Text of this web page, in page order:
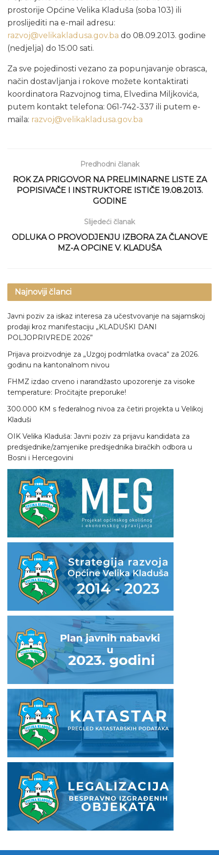
prostorije Općine Velika Kladuša (soba 103) ili
proslijediti na e-mail adresu:
razvoj@velikakladusa.gov.ba do 08.09.2013. godine
(nedjelja) do 15:00 sati.
Za sve pojedinosti vezano za popunjavanje obrasca,
način dostavljanja i rokove možete kontaktirati
koordinatora Razvojnog tima, Elvedina Miljkovića,
putem kontakt telefona: 061-742-337 ili putem e-
maila: razvoj@velikakladusa.gov.ba
Predhodni članak
ROK ZA PRIGOVOR NA PRELIMINARNE LISTE ZA
POPISIVAČE I INSTRUKTORE ISTIČE 19.08.2013.
GODINE
Slijedeći članak
ODLUKA O PROVODJENJU IZBORA ZA ČLANOVE
MZ-A OPCINE V. KLADUŠA
Najnoviji članci
Javni poziv za iskaz interesa za učestvovanje na sajamskoj
prodaji kroz manifestaciju „KLADUŠKI DANI
POLJOPRIVREDE 2026”
Prijava proizvodnje za „Uzgoj podmlatka ovaca“ za 2026.
godinu na kantonalnom nivou
FHMZ izdao crveno i narandžasto upozorenje za visoke
temperature: Pročitajte preporuke!
300.000 KM s federalnog nivoa za četiri projekta u Velikoj
Kladuši
OIK Velika Kladuša: Javni poziv za prijavu kandidata za
predsjednike/zamjenike predsjednika biračkih odbora u
Bosni i Hercegovini